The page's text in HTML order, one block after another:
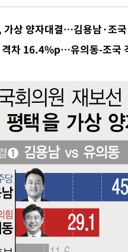
부위원장에 김태유 서울대 공대 교
차기 발언' 진종오·서범수 징계 절
2.3만개 순감하고 그 전 2개월
리 7월에 2.3만 개 줄어…실업률은
일 루트' 합의…북쪽 인바운드·남쪽
도권 폭염중대경보, 폭염경보로 하향
피해' 안동·의성 관할 4개 면 특별재
들, 정원 초과 시 낮은 계급 임용…희
…곳곳 소나기·강원 많은 비[내일날씨]
팹에 54조 투자…"AI 메모리 수요
영 자매, 아제르바이잔 투란VC 입단
기 들여다보니…한국 축구 '5승 2무'
트(0.36%) 내린 798.81마감
약보합…0.60% 내린 6258.77에 마
가상 양자대결…김용남·조
격차 16.4%p…유의동-조국